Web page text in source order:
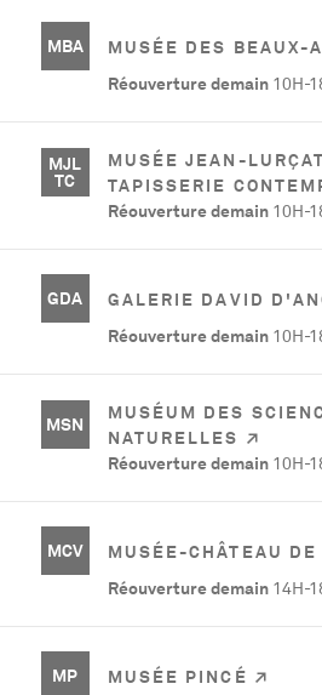
MBA
MUSÉE DES BEAUX-
Réouverture demain 10H-
MJL
TC
MUSÉE JEAN-
TAPISSERIE
Réouverture demain 10H-
GDA
GALERIE DAVID
Réouverture demain 10H-
MSN
MUSÉUM DES
NATURELLES
Réouverture demain 10H-
MCV
MUSÉE-CHÂTEAU
Réouverture demain 14H-
MP
MUSÉE PINCÉ